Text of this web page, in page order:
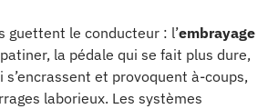
guettent le conducteur : l’embrayage
la pédale qui se fait plus dure,
s’encrassent et provoquent à-coups,
laborieux. Les systèmes